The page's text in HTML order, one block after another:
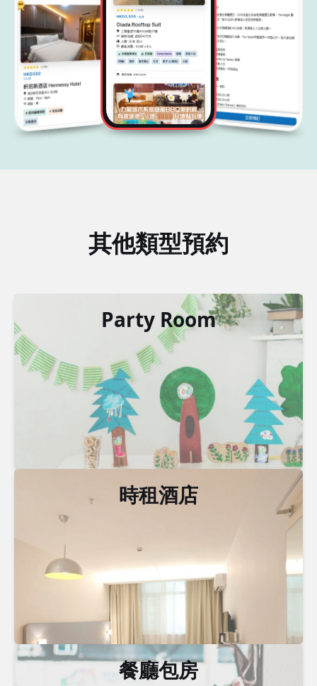
其他類型預約
Party Room
時租酒店
餐廳包房